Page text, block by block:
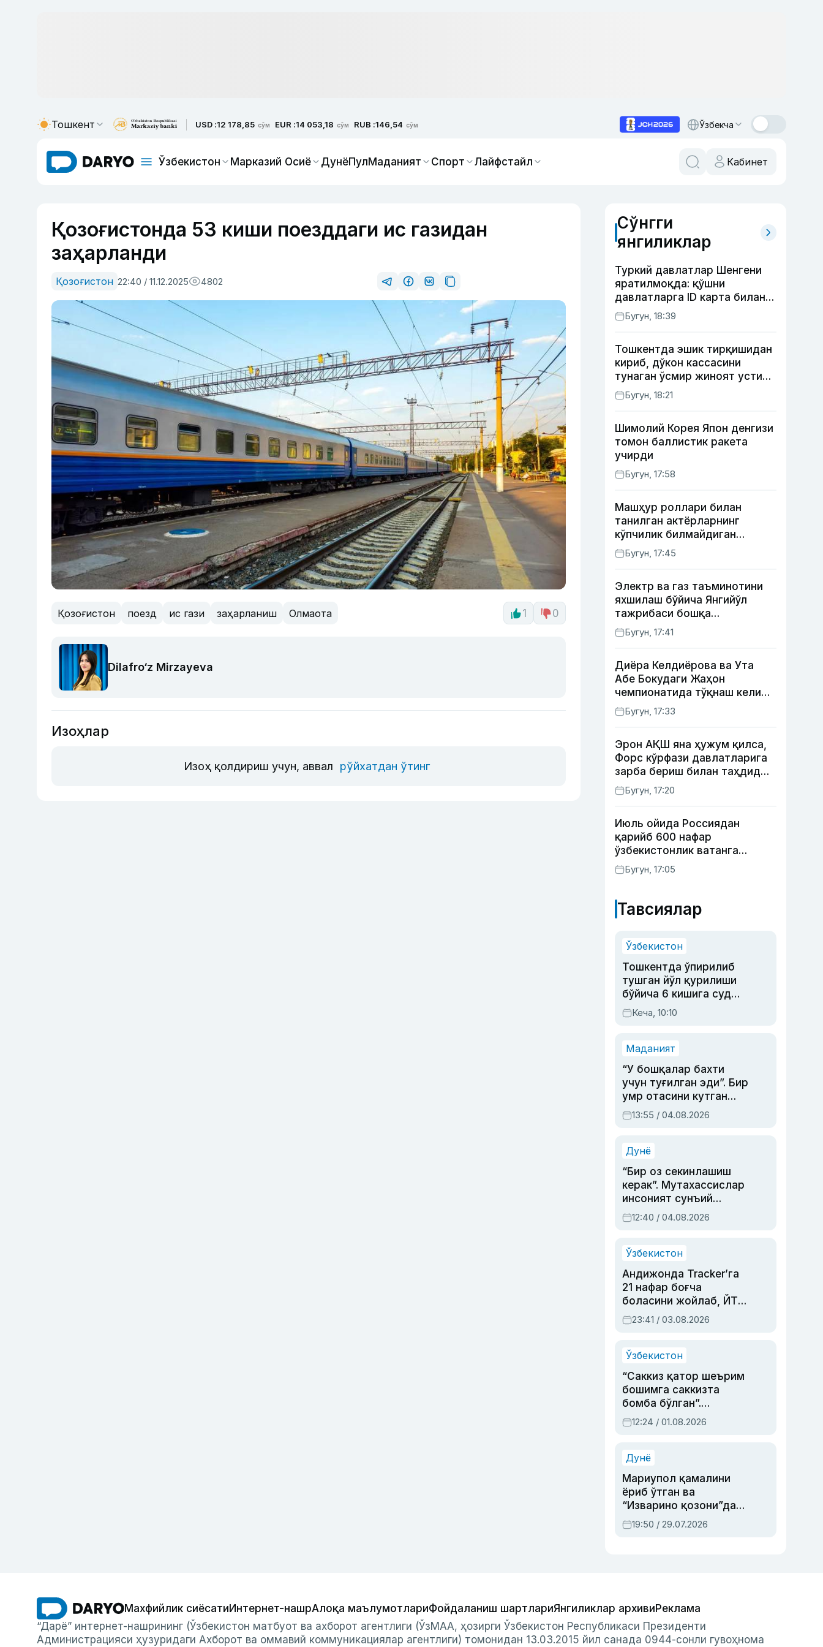
Тошкент USD :12 178,85 сўм EUR :14 053,18 сўм RUB :146,54 сўм Ўзбекча
Ўзбекистон Марказий Осиё ДунёПулМаданият Спорт Лайфстайл Кабинет
Қозоғистонда 53 киши поезддаги ис газидан
заҳарланди
Қозоғистон 22:40 / 11.12.2025 4802
Қозоғистон поезд ис гази заҳарланиш Олмаота 1 0
Dilafro‘z Mirzayeva
Изоҳлар
Изоҳ қолдириш учун, аввал рўйхатдан ўтинг
Сўнгги
янгиликлар
Туркий давлатлар Шенгени
яратилмоқда: қўшни
давлатларга ID карта билан
борилади
Бугун, 18:39
Тошкентда эшик тирқишидан
кириб, дўкон кассасини
тунаган ўсмир жиноят устида
ушланди
Бугун, 18:21
Шимолий Корея Япон денгизи
томон баллистик ракета
учирди
Бугун, 17:58
Машҳур роллари билан
танилган актёрларнинг
кўпчилик билмайдиган
образлари
Бугун, 17:45
Электр ва газ таъминотини
яхшилаш бўйича Янгийўл
тажрибаси бошқа
ҳудудларда ҳам жорий
этилади
Бугун, 17:41
Диёра Келдиёрова ва Ута
Абе Бокудаги Жаҳон
чемпионатида тўқнаш келиши
мумкин — ОАВ
Бугун, 17:33
Эрон АҚШ яна ҳужум қилса,
Форс кўрфази давлатларига
зарба бериш билан таҳдид
қилди
Бугун, 17:20
Июль ойида Россиядан
қарийб 600 нафар
ўзбекистонлик ватанга
қайтарилди
Бугун, 17:05
Тавсиялар
Ўзбекистон
Тошкентда ўпирилиб
тушган йўл қурилиши
бўйича 6 кишига суд
ҳукми ўқилди
Кеча, 10:10
Маданият
“У бошқалар бахти
учун туғилган эди”. Бир
умр отасини кутган
актриса ва дубльяж
устаси Римма
синовларга тўла ҳаёти
13:55 / 04.08.2026
Дунё
“Бир оз секинлашиш
керак”. Мутахассислар
инсоният сунъий
интеллектни бошқара
олмай қолишидан
12:40 / 04.08.2026
Ўзбекистон
Андижонда Tracker’га
21 нафар боғча
боласини жойлаб, ЙТҲ
содир этган аёлга суд
ҳукми ўқилди
23:41 / 03.08.2026
Ўзбекистон
“Саккиз қатор шеърим
бошимга саккизта
бомба бўлган”.
Абдулла Ориповни
сиёсий айбловлардан
12:24 / 01.08.2026
Дунё
Мариупол қамалини
ёриб ўтган ва
“Изварино қозони”дан
чиққан қаҳрамон —
Украина армияси бош
19:50 / 29.07.2026
Махфийлик сиёсатиИнтернет-нашрАлоқа маълумотлариФойдаланиш шартлариЯнгиликлар архивиРеклама
“Дарё” интернет-нашрининг (Ўзбекистон матбуот ва ахборот агентлиги (ЎзМАА, ҳозирги Ўзбекистон Республикаси Президенти
Администрацияси ҳузуридаги Ахборот ва оммавий коммуникациялар агентлиги) томонидан 13.03.2015 йил санада 0944-сонли гувоҳнома